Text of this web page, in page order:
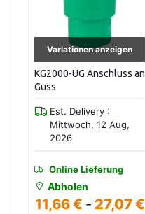
Variationen anzeigen
KG2000-UG Anschluss an
Guss
Est. Delivery :
Mittwoch, 12 Aug,
2026
Online Lieferung
Abholen
11,66 € - 27,07 €